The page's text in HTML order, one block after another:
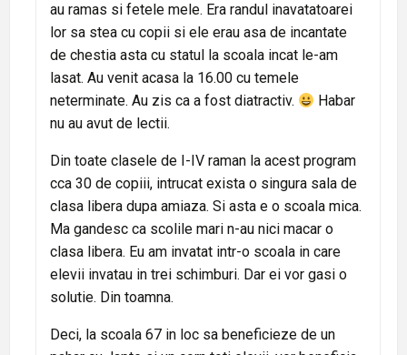
au ramas si fetele mele. Era randul inavatatoarei
lor sa stea cu copii si ele erau asa de incantate
de chestia asta cu statul la scoala incat le-am
lasat. Au venit acasa la 16.00 cu temele
neterminate. Au zis ca a fost diatractiv.
Habar
nu au avut de lectii.
Din toate clasele de I-IV raman la acest program
cca 30 de copiii, intrucat exista o singura sala de
clasa libera dupa amiaza. Si asta e o scoala mica.
Ma gandesc ca scolile mari n-au nici macar o
clasa libera. Eu am invatat intr-o scoala in care
elevii invatau in trei schimburi. Dar ei vor gasi o
solutie. Din toamna.
Deci, la scoala 67 in loc sa beneficieze de un